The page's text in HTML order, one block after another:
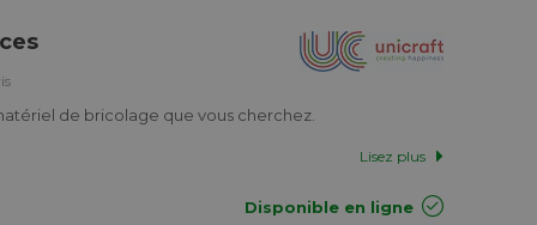
de bricolage que vous cherchez.
Lisez plus
Disponible en ligne